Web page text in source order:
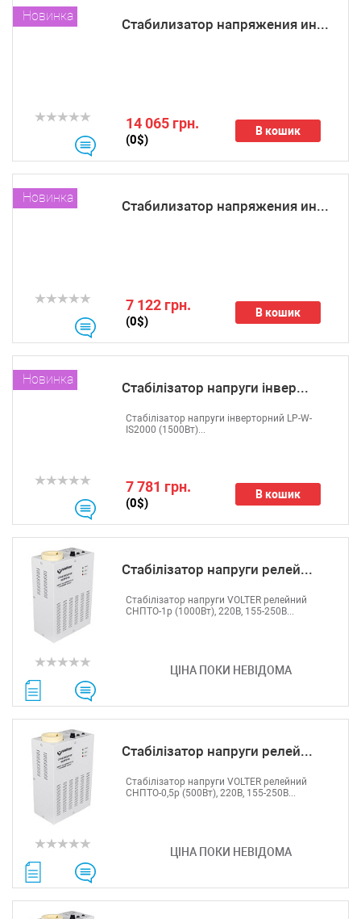
Стабилизатор напряжения ин...
Новинка
14 065 грн.
(0$)
В кошик
Стабилизатор напряжения ин...
Новинка
7 122 грн.
(0$)
В кошик
Стабілізатор напруги інвер...
Новинка
7 781 грн.
(0$)
В кошик
Стабілізатор напруги інверторний LP-W-
IS2000 (1500Вт)...
Стабілізатор напруги релей...
ЦІНА ПОКИ НЕВІДОМА
Стабілізатор напруги VOLTER релейний
СНПТО-1р (1000Вт), 220В, 155-250В...
Стабілізатор напруги релей...
ЦІНА ПОКИ НЕВІДОМА
Стабілізатор напруги VOLTER релейний
СНПТО-0,5р (500Вт), 220В, 155-250В...